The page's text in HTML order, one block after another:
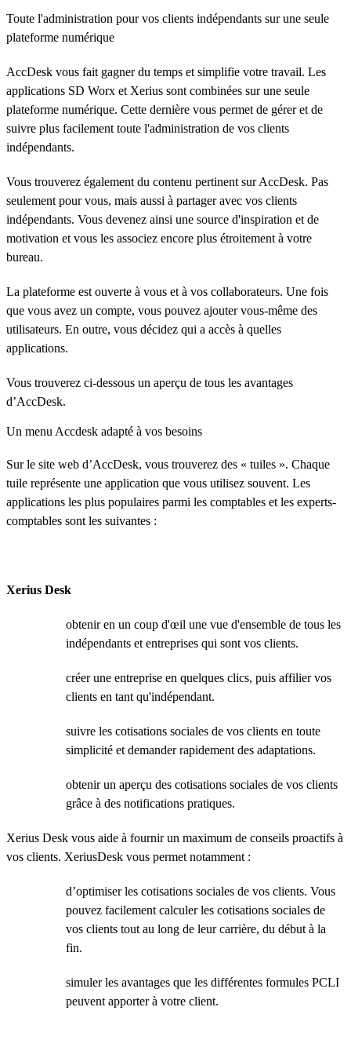
Toute l'administration pour vos clients indépendants sur une seule
plateforme numérique
AccDesk vous fait gagner du temps et simplifie votre travail. Les
applications SD Worx et Xerius sont combinées sur une seule
plateforme numérique. Cette dernière vous permet de gérer et de
suivre plus facilement toute l'administration de vos clients
indépendants.
Vous trouverez également du contenu pertinent sur AccDesk. Pas
seulement pour vous, mais aussi à partager avec vos clients
indépendants. Vous devenez ainsi une source d'inspiration et de
motivation et vous les associez encore plus étroitement à votre
bureau.
La plateforme est ouverte à vous et à vos collaborateurs. Une fois
que vous avez un compte, vous pouvez ajouter vous-même des
utilisateurs. En outre, vous décidez qui a accès à quelles
applications.
Vous trouverez ci-dessous un aperçu de tous les avantages
d’AccDesk.
Un menu Accdesk adapté à vos besoins
Sur le site web d’AccDesk, vous trouverez des « tuiles ». Chaque
tuile représente une application que vous utilisez souvent. Les
applications les plus populaires parmi les comptables et les experts-
comptables sont les suivantes :
Xerius Desk
obtenir en un coup d'œil une vue d'ensemble de tous les
indépendants et entreprises qui sont vos clients.
créer une entreprise en quelques clics, puis affilier vos
clients en tant qu'indépendant.
suivre les cotisations sociales de vos clients en toute
simplicité et demander rapidement des adaptations.
obtenir un aperçu des cotisations sociales de vos clients
grâce à des notifications pratiques.
Xerius Desk vous aide à fournir un maximum de conseils proactifs à
vos clients. XeriusDesk vous permet notamment :
d’optimiser les cotisations sociales de vos clients. Vous
pouvez facilement calculer les cotisations sociales de
vos clients tout au long de leur carrière, du début à la
fin.
simuler les avantages que les différentes formules PCLI
peuvent apporter à votre client.